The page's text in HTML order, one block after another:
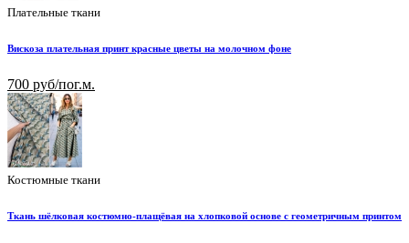
Плательные ткани
Вискоза плательная принт красные цветы на молочном фоне
700 руб/пог.м.
Костюмные ткани
Ткань шёлковая костюмно-плащёвая на хлопковой основе с геометричным принтом